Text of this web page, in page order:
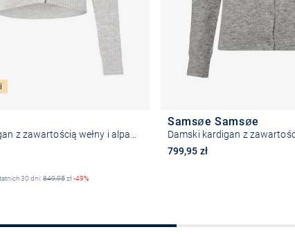
30 dni:849,95zł-49%
Samsøe Samsøe
799,95 zł